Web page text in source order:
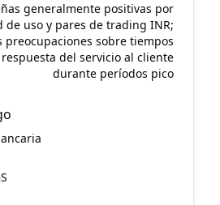
generalmente positivas por
de uso y pares de trading INR;
preocupaciones sobre tiempos
del servicio al cliente
durante períodos pico